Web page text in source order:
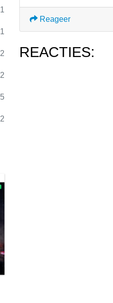
1
1
2
2
5
2
Reageer
REACTIES: